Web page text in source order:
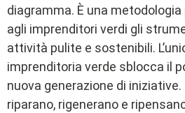
diagramma. È una
agli imprenditori verdi gli
attività pulite e sostenibili.
imprenditoria verde sblocca il
nuova generazione di
riparano, rigenerano e